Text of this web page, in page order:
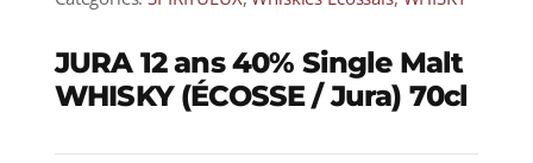
JURA 12 ans 40% Single Malt
WHISKY (ÉCOSSE / Jura) 70cl